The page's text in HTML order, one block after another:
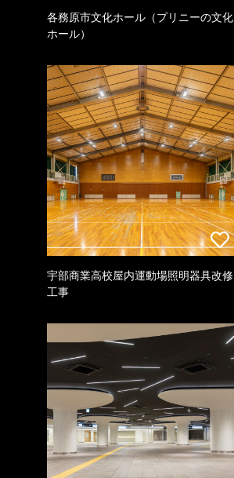
各務原市文化ホール（プリニーの文化
ホール）
宇部商業高校屋内運動場照明器具改修
工事